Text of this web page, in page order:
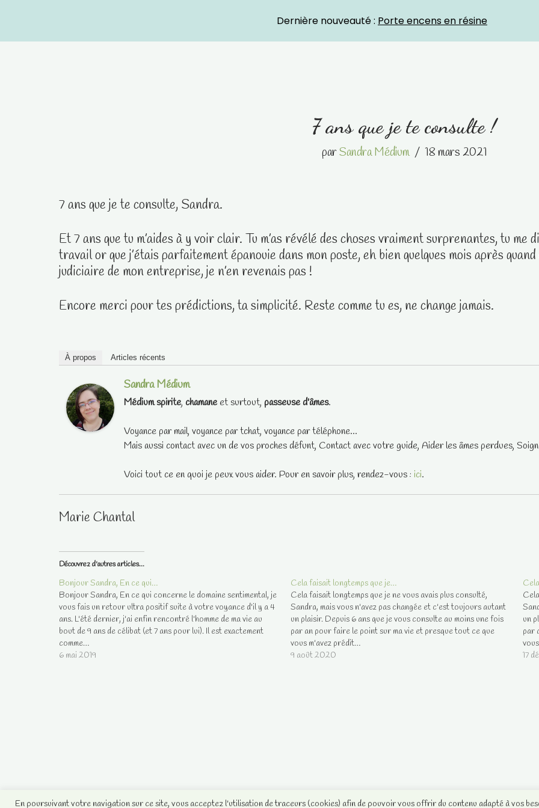
7 ans que je te consulte !
parSandra Médium 18 mars 2021
7 ans que je te consulte, Sandra.
Et 7 ans que tu m’aides à y voir clair. Tu m’as révélé des choses vraiment surprenantes, tu me
travail or que j’étais parfaitement épanouie dans mon poste, eh bien quelques mois après
judiciaire de mon entreprise, je n’en revenais pas !
Encore merci pour tes prédictions, ta simplicité. Reste comme tu es, ne change jamais.
À propos Articles récents
Sandra Médium
Médium spirite, chamaneet surtout, passeuse d'âmes.
Voyance par mail, voyance par tchat, voyance par téléphone...
Mais aussi contact avec un de vos proches défunt, Contact avec votre guide, Aider les âmes perdues,
Voici tout ce en quoi je peux vous aider. Pour en savoir plus, rendez-vous : ici.
Marie Chantal
Découvrez d'autres articles...
Bonjour Sandra, En ce qui…
Bonjour Sandra, En ce qui concerne le domaine sentimental, je
vous fais un retour ultra positif suite à votre voyance d'il y a 4
ans. L'été dernier, j'ai enfin rencontré l'homme de ma vie au
bout de 9 ans de célibat (et 7 ans pour lui). Il est exactement
comme…
6 mai 2019
Cela faisait longtemps que je…
Cela faisait longtemps que je ne vous avais plus consulté,
Sandra, mais vous n'avez pas changée et c'est toujours autant
un plaisir. Depuis 6 ans que je vous consulte au moins une fois
par an pour faire le point sur ma vie et presque tout ce que
vous m'avez prédit…
9 août 2020
un
par
17
En poursuivant votre navigation sur ce site, vous acceptez l'utilisation de traceurs (cookies) afin de pouvoir vous offrir du contenu adapté à vos
Dernière nouveauté : Porte encens en résine
Crystal Energies